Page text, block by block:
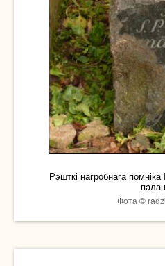
Рэшткі нагробнага
Фота ©